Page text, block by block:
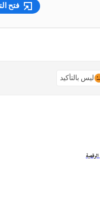
فتح
ليس بالتأكيد